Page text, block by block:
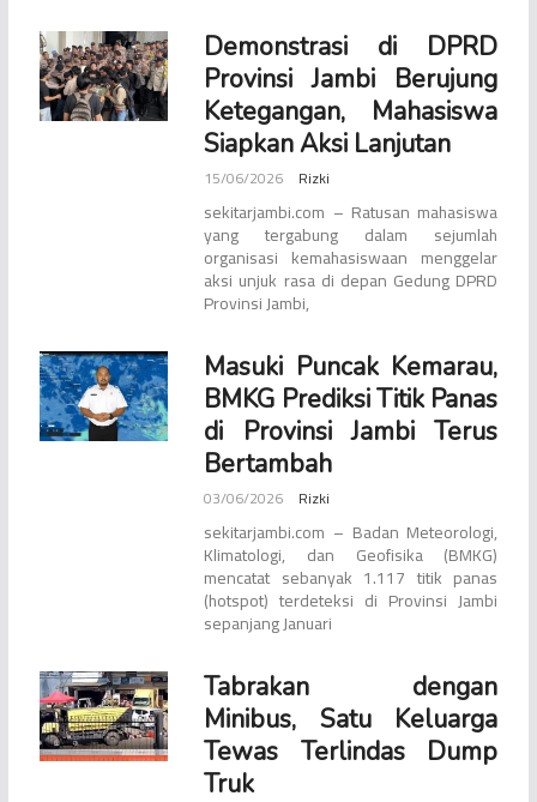
Demonstrasi di DPRD
Provinsi Jambi Berujung
Ketegangan, Mahasiswa
Siapkan Aksi Lanjutan
15/06/2026 Rizki
sekitarjambi.com – Ratusan mahasiswa
yang tergabung dalam sejumlah
organisasi kemahasiswaan menggelar
aksi unjuk rasa di depan Gedung DPRD
Provinsi Jambi,
Masuki Puncak Kemarau,
BMKG Prediksi Titik Panas
di Provinsi Jambi Terus
Bertambah
03/06/2026 Rizki
sekitarjambi.com – Badan Meteorologi,
Klimatologi, dan Geofisika (BMKG)
mencatat sebanyak 1.117 titik panas
(hotspot) terdeteksi di Provinsi Jambi
sepanjang Januari
Tabrakan dengan
Minibus, Satu Keluarga
Tewas Terlindas Dump
Truk